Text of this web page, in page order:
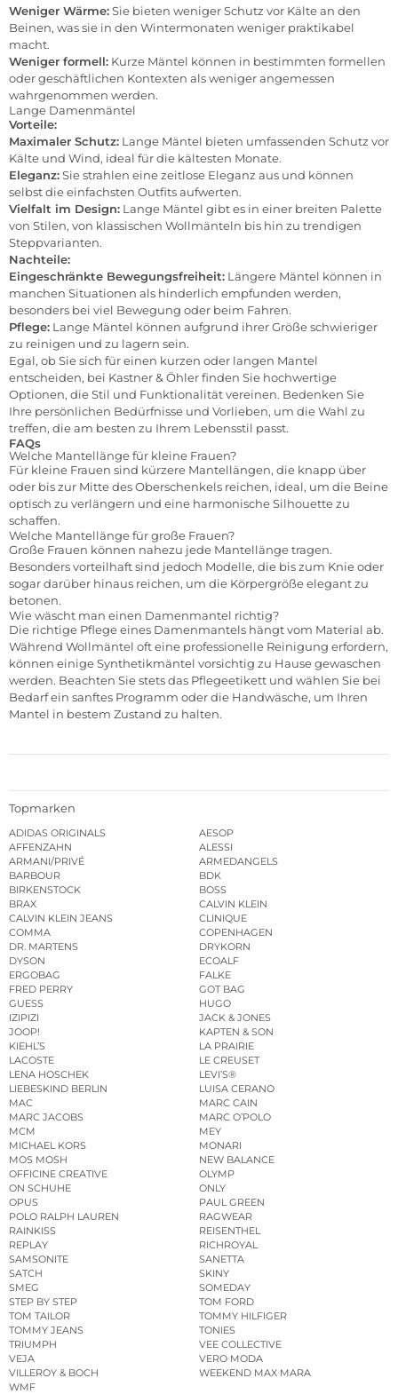
Weniger Wärme:Sie bieten weniger Schutz vor Kälte an den
Beinen, was sie in den Wintermonaten weniger praktikabel
macht.
Weniger formell: Kurze Mäntel können in bestimmten formellen
oder geschäftlichen Kontexten als weniger angemessen
wahrgenommen werden.
Lange Damenmäntel
Vorteile:
Maximaler Schutz: Lange Mäntel bieten umfassenden Schutz vor
Kälte und Wind, ideal für die kältesten Monate.
Eleganz:Sie strahlen eine zeitlose Eleganz aus und können
selbst die einfachsten Outfits aufwerten.
Vielfalt im Design: Lange Mäntel gibt es in einer breiten Palette
von Stilen, von klassischen Wollmänteln bis hin zu trendigen
Steppvarianten.
Nachteile:
Eingeschränkte Bewegungsfreiheit: Längere Mäntel können in
manchen Situationen als hinderlich empfunden werden,
besonders bei viel Bewegung oder beim Fahren.
Pflege: Lange Mäntel können aufgrund ihrer Größe schwieriger
zu reinigen und zu lagern sein.
Egal, ob Sie sich für einen kurzen oder langen Mantel
entscheiden, bei Kastner & Öhler finden Sie hochwertige
Optionen, die Stil und Funktionalität vereinen. Bedenken Sie
Ihre persönlichen Bedürfnisse und Vorlieben, um die Wahl zu
treffen, die am besten zu Ihrem Lebensstil passt.
FAQs
Welche Mantellänge für kleine Frauen?
Für kleine Frauen sind kürzere Mantellängen, die knapp über
oder bis zur Mitte des Oberschenkels reichen, ideal, um die Beine
optisch zu verlängern und eine harmonische Silhouette zu
schaffen.
Welche Mantellänge für große Frauen?
Große Frauen können nahezu jede Mantellänge tragen.
Besonders vorteilhaft sind jedoch Modelle, die bis zum Knie oder
sogar darüber hinaus reichen, um die Körpergröße elegant zu
betonen.
Wie wäscht man einen Damenmantel richtig?
Die richtige Pflege eines Damenmantels hängt vom Material ab.
Während Wollmäntel oft eine professionelle Reinigung erfordern,
können einige Synthetikmäntel vorsichtig zu Hause gewaschen
werden. Beachten Sie stets das Pflegeetikett und wählen Sie bei
Bedarf ein sanftes Programm oder die Handwäsche, um Ihren
Mantel in bestem Zustand zu halten.
Topmarken
ADIDAS ORIGINALS
AESOP
AFFENZAHN
ALESSI
ARMANI/PRIVÉ
ARMEDANGELS
BARBOUR
BDK
BIRKENSTOCK
BOSS
BRAX
CALVIN KLEIN
CALVIN KLEIN JEANS
CLINIQUE
COMMA
COPENHAGEN
DR. MARTENS
DRYKORN
DYSON
ECOALF
ERGOBAG
FALKE
FRED PERRY
GOT BAG
GUESS
HUGO
IZIPIZI
JACK & JONES
JOOP!
KAPTEN & SON
KIEHL’S
LA PRAIRIE
LACOSTE
LE CREUSET
LENA HOSCHEK
LEVI’S®
LIEBESKIND BERLIN
LUISA CERANO
MAC
MARC CAIN
MARC JACOBS
MARC O’POLO
MCM
MEY
MICHAEL KORS
MONARI
MOS MOSH
NEW BALANCE
OFFICINE CREATIVE
OLYMP
ON SCHUHE
ONLY
OPUS
PAUL GREEN
POLO RALPH LAUREN
RAGWEAR
RAINKISS
REISENTHEL
REPLAY
RICHROYAL
SAMSONITE
SANETTA
SATCH
SKINY
SMEG
SOMEDAY
STEP BY STEP
TOM FORD
TOM TAILOR
TOMMY HILFIGER
TOMMY JEANS
TONIES
TRIUMPH
VEE COLLECTIVE
VEJA
VERO MODA
VILLEROY & BOCH
WEEKEND MAX MARA
WMF